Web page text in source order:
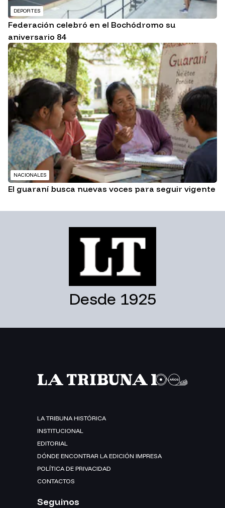
DEPORTES
Federación celebró en el Bochódromo su
aniversario 84
NACIONALES
El guaraní busca nuevas voces para seguir vigente
Desde 1925
LA TRIBUNA HISTÓRICA
INSTITUCIONAL
EDITORIAL
DÓNDE ENCONTRAR LA EDICIÓN IMPRESA
POLÍTICA DE PRIVACIDAD
CONTACTOS
Seguinos